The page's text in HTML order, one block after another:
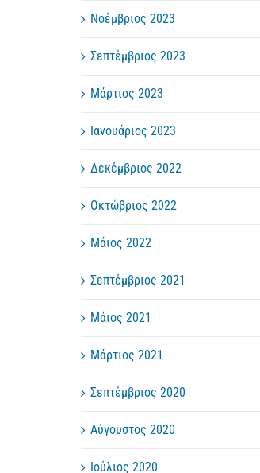
Νοέμβριος 2023
Σεπτέμβριος 2023
Μάρτιος 2023
Ιανουάριος 2023
Δεκέμβριος 2022
Οκτώβριος 2022
Μάιος 2022
Σεπτέμβριος 2021
Μάιος 2021
Μάρτιος 2021
Σεπτέμβριος 2020
Αύγουστος 2020
Ιούλιος 2020